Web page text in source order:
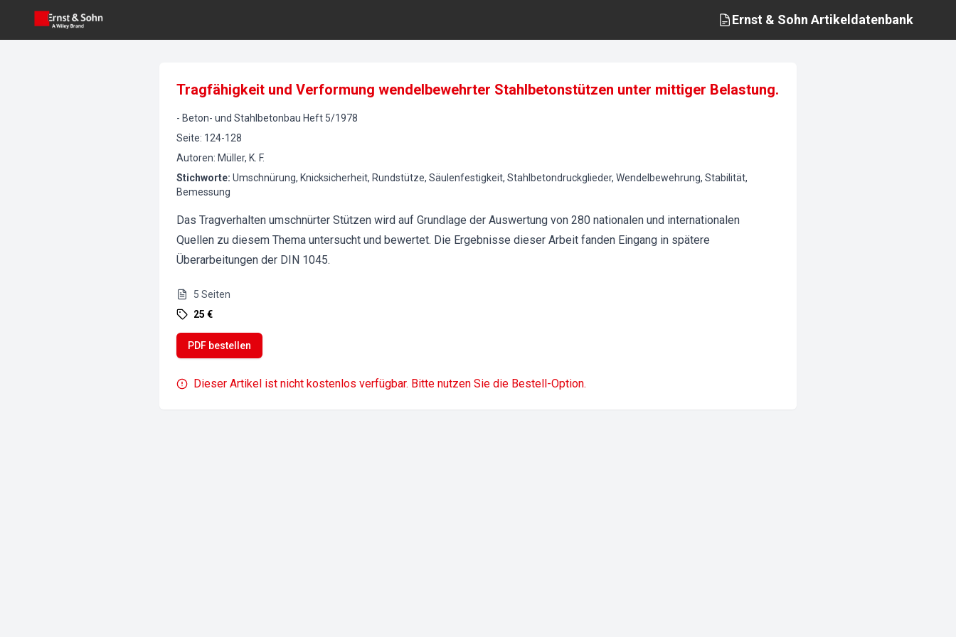
Ernst & Sohn Artikeldatenbank
Tragfähigkeit und Verformung wendelbewehrter Stahlbetonstützen unter mittiger Belastung.
- Beton- und Stahlbetonbau Heft 5/1978
Seite: 124-128
Autoren: Müller, K. F.
Stichworte: Umschnürung, Knicksicherheit, Rundstütze, Säulenfestigkeit, Stahlbetondruckglieder, Wendelbewehrung, Stabilität,
Bemessung
Das Tragverhalten umschnürter Stützen wird auf Grundlage der Auswertung von 280 nationalen und internationalen
Quellen zu diesem Thema untersucht und bewertet. Die Ergebnisse dieser Arbeit fanden Eingang in spätere
Überarbeitungen der DIN 1045.
5 Seiten
25 €
PDF bestellen
Dieser Artikel ist nicht kostenlos verfügbar. Bitte nutzen Sie die Bestell-Option.